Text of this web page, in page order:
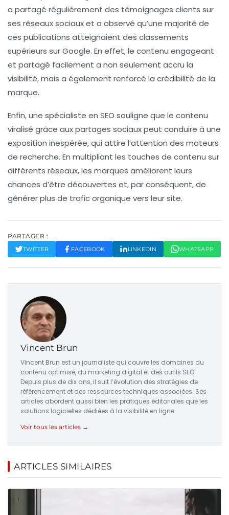
a partagé régulièrement des témoignages clients sur
ses réseaux sociaux et a observé qu’une majorité de
ces publications atteignaient des classements
supérieurs sur Google. En effet, le contenu engageant
et partagé facilement a non seulement accru la
visibilité, mais a également renforcé la crédibilité de la
marque.
Enfin, une spécialiste en SEO souligne que le contenu
viralisé grâce aux partages sociaux peut conduire à une
exposition inespérée, qui attire l’attention des moteurs
de recherche. En multipliant les touches de contenu sur
différents réseaux, les marques améliorent leurs
chances d’être découvertes et, par conséquent, de
générer plus de trafic organique vers leur site.
PARTAGER :
TWITTER FACEBOOK LINKEDIN WHATSAPP
Vincent Brun
Vincent Brun est un journaliste qui couvre les domaines du
contenu optimisé, du marketing digital et des outils SEO.
Depuis plus de dix ans, il suit l’évolution des stratégies de
référencement et des ressources techniques associées. Ses
articles abordent aussi bien les pratiques éditoriales que les
solutions logicielles dédiées à la visibilité en ligne.
Voir tous les articles →
ARTICLES SIMILAIRES